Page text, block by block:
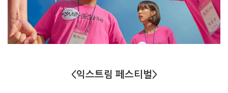
<익스트림 페스티벌>